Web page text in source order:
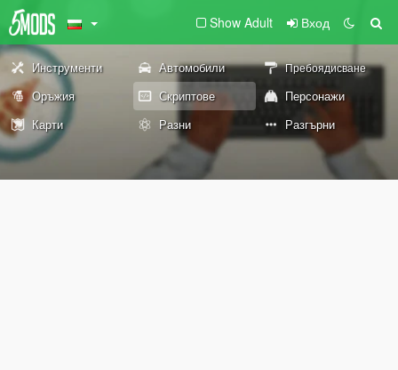
Show Adult Вход
Инструменти Автомобили Пребоядисване
Оръжия Скриптове
Персонажи
Карти
Разни Разгърни